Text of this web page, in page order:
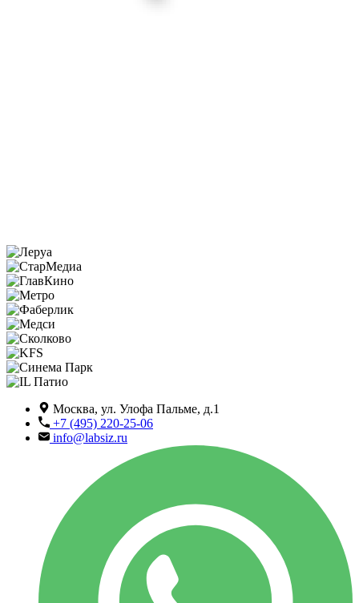
Москва, ул. Улофа Пальме, д.1
+7 (495) 220-25-06
info@labsiz.ru